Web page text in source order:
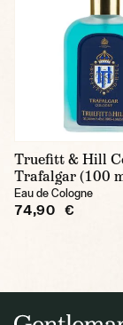
Truefitt & Hill
Trafalgar (100
Eau de Cologne
74,90 €